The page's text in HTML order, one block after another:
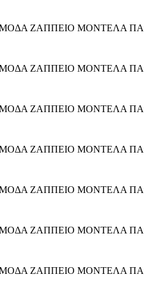
ΖΑΠΠΕΙΟ ΜΟΝΤΕΛΑ
ΖΑΠΠΕΙΟ ΜΟΝΤΕΛΑ
ΖΑΠΠΕΙΟ ΜΟΝΤΕΛΑ
ΖΑΠΠΕΙΟ ΜΟΝΤΕΛΑ
ΖΑΠΠΕΙΟ ΜΟΝΤΕΛΑ
ΖΑΠΠΕΙΟ ΜΟΝΤΕΛΑ
ΖΑΠΠΕΙΟ ΜΟΝΤΕΛΑ